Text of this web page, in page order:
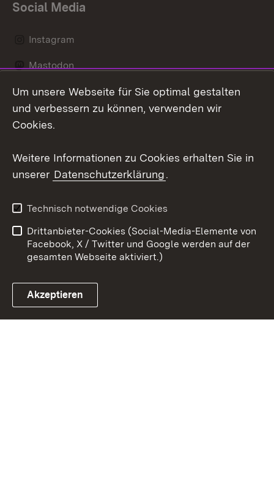
Social Media
Instagram
Mastodon
Messenger
Link zum Landesportal
Kontakt
Impressum
Cookies
Um unsere Webseite für Sie optimal gestalten
und verbessern zu können, verwenden wir
Cookies.
Weitere Informationen zu Cookies erhalten Sie in
unserer Datenschutzerklärung.
Technisch notwendige Cookies
Drittanbieter-Cookies (Social-Media-Elemente von
Facebook, X / Twitter und Google werden auf der
gesamten Webseite aktiviert.)
Akzeptieren